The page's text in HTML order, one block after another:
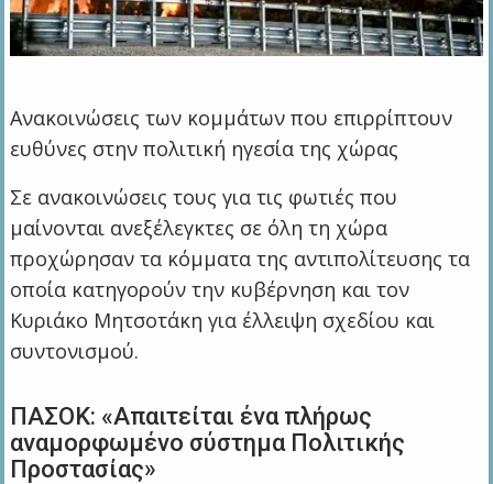
Ανακοινώσεις των κομμάτων που επιρρίπτουν
ευθύνες στην πολιτική ηγεσία της χώρας
Σε ανακοινώσεις τους για τις φωτιές που
μαίνονται ανεξέλεγκτες σε όλη τη χώρα
προχώρησαν τα κόμματα της αντιπολίτευσης τα
οποία κατηγορούν την κυβέρνηση και τον
Κυριάκο Μητσοτάκη για έλλειψη σχεδίου και
συντονισμού.
ΠΑΣΟΚ: «Απαιτείται ένα πλήρως
αναμορφωμένο σύστημα Πολιτικής
Προστασίας»